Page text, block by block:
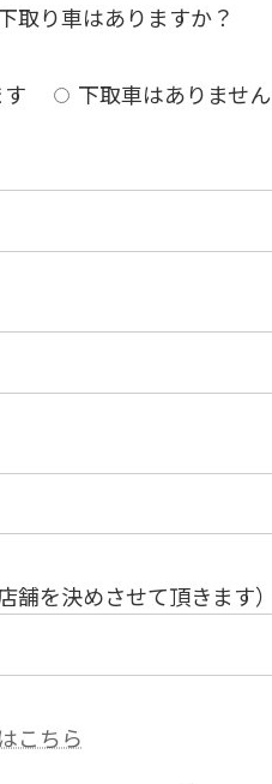
取り車はありますか？
下取車はありません
を決めさせて頂きます）
こちら